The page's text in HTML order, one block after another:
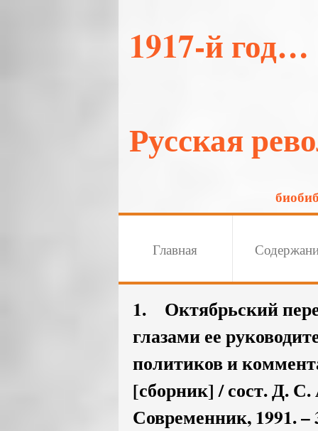
1917-й год…
Русская
Главная
1. Октябрьский
глазами ее
политиков и
[сборник] / сост. Д.
Современник, 1991. –